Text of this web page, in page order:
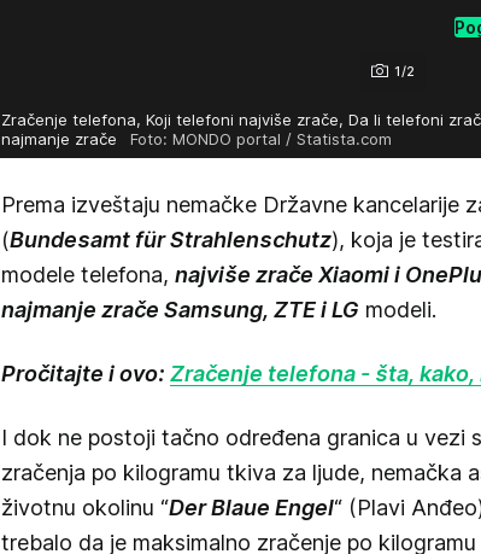
1/2
Zračenje telefona, Koji telefoni najviše zrače, Da li telefoni
najmanje zrače Foto: MONDO portal / Statista.com
Prema izveštaju nemačke Državne kancelarije
(Bundesamt für Strahlenschutz), koja je
modele telefona, najviše zrače Xiaomi i
najmanje zrače Samsung, ZTE i LG modeli.
Pročitajte i ovo: Zračenje telefona - šta,
I dok ne postoji tačno određena granica u vezi
zračenja po kilogramu tkiva za ljude, nemačka
životnu okolinu “Der Blaue Engel“ (Plavi
trebalo da je maksimalno zračenje po